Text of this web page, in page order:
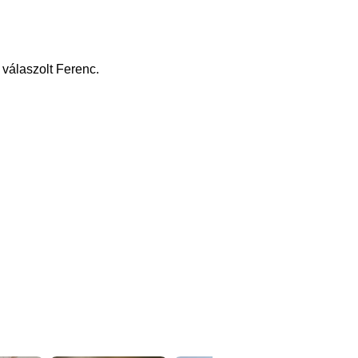
Ferenc.